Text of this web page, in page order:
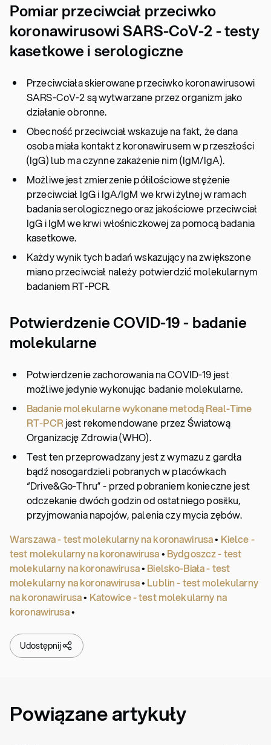
Pomiar przeciwciał przeciwko
koronawirusowi SARS-CoV-2 - testy
kasetkowe i serologiczne
Przeciwciała skierowane przeciwko koronawirusowi
SARS-CoV-2 są wytwarzane przez organizm jako
działanie obronne.
Obecność przeciwciał wskazuje na fakt, że dana
osoba miała kontakt z koronawirusem w przeszłości
(IgG) lub ma czynne zakażenie nim (IgM/IgA).
Możliwe jest zmierzenie półilościowe stężenie
przeciwciał IgG i IgA/IgM we krwi żylnej w ramach
badania serologicznego oraz jakościowe przeciwciał
IgG i IgM we krwi włośniczkowej za pomocą badania
kasetkowe.
Każdy wynik tych badań wskazujący na zwiększone
miano przeciwciał należy potwierdzić molekularnym
badaniem RT-PCR.
Potwierdzenie COVID-19 - badanie
molekularne
Potwierdzenie zachorowania na COVID-19 jest
możliwe jedynie wykonując badanie molekularne.
Badanie molekularne wykonane metodą Real-Time
RT-PCR jest rekomendowane przez Światową
Organizację Zdrowia (WHO).
Test ten przeprowadzany jest z wymazu z gardła
bądź nosogardzieli pobranych w placówkach
“Drive&Go-Thru” - przed pobraniem konieczne jest
odczekanie dwóch godzin od ostatniego posiłku,
przyjmowania napojów, palenia czy mycia zębów.
Warszawa - test molekularny na koronawirusa• Kielce -
test molekularny na koronawirusa• Bydgoszcz - test
molekularny na koronawirusa• Bielsko-Biała - test
molekularny na koronawirusa• Lublin - test molekularny
na koronawirusa• Katowice - test molekularny na
koronawirusa•
Udostępnij
Powiązane artykuły